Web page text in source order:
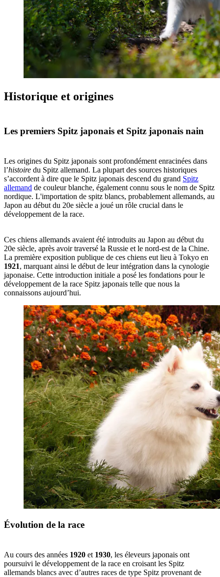
Historique et origines
Les premiers Spitz japonais et Spitz japonais nain
Les origines du Spitz japonais sont profondément enracinées dans
l’histoire du Spitz allemand. La plupart des sources historiques
s’accordent à dire que le Spitz japonais descend du grand Spitz
allemand de couleur blanche, également connu sous le nom de Spitz
nordique. L'importation de spitz blancs, probablement allemands, au
Japon au début du 20e siècle a joué un rôle crucial dans le
développement de la race.
Ces chiens allemands avaient été introduits au Japon au début du
20e siècle, après avoir traversé la Russie et le nord-est de la Chine.
La première exposition publique de ces chiens eut lieu à Tokyo en
1921, marquant ainsi le début de leur intégration dans la cynologie
japonaise. Cette introduction initiale a posé les fondations pour le
développement de la race Spitz japonais telle que nous la
connaissons aujourd’hui.
Évolution de la race
Au cours des années 1920 et 1930, les éleveurs japonais ont
poursuivi le développement de la race en croisant les Spitz
allemands blancs avec d’autres races de type Spitz provenant de